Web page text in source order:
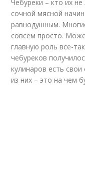
Чебуреки – кто их
сочной мясной
равнодушным.
совсем просто.
главную роль все-
чебуреков
кулинаров есть
из них – это на чем